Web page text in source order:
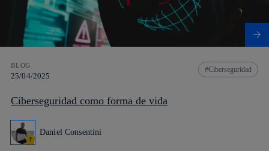
BLOG
25/04/2025
Ciberseguridad
Ciberseguridad como forma de vida
Daniel Consentini